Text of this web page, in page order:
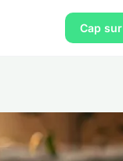
Cap